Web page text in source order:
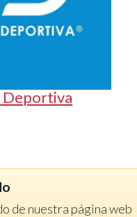
Deportiva
de nuestra página web